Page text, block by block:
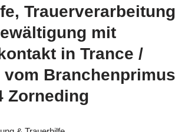
Trauerverarbeitung
mit
in Trance /
vom Branchenprimus
Zorneding